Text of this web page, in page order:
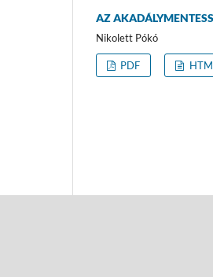
AZ
Nikolett Pókó
PDF